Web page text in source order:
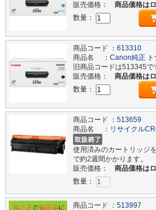
販売価格：
商品価格は
数量：
商品コード ： 613310
商品名 ： Canon純正
旧商品コードは513345で
販売価格：
商品価格は
数量：
商品コード ： 513659
商品名 ： リサイクル
使用済みのカートリッジ
で約2週間かかります。
販売価格：
商品価格は
数量：
商品コード ： 513997